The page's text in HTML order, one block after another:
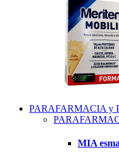
PARAFARMACIA y
MIA